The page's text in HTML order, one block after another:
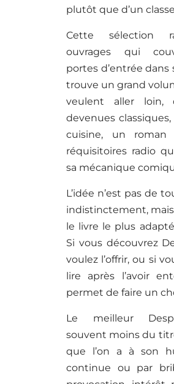
plutôt que d’un
Cette sélection
ouvrages qui
portes d’entrée dans
trouve un grand
veulent aller loin,
devenues
cuisine, un
réquisitoires radio
sa mécanique
L’idée n’est pas de
indistinctement, mais
le livre le plus
Si vous découvrez
voulez l’offrir, ou si
lire après l’avoir
permet de faire un
Le meilleur
souvent moins du
que l’on a à son
continue ou par